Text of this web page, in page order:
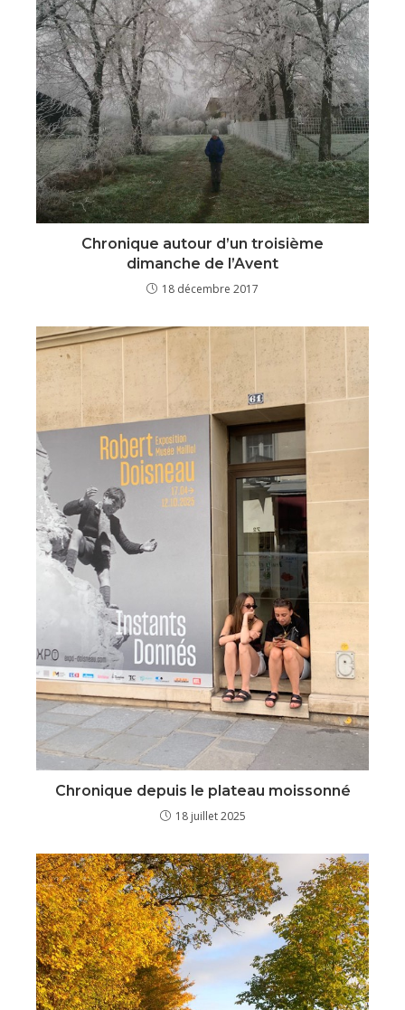
Chronique autour d’un troisième
dimanche de l’Avent
18 décembre 2017
Chronique depuis le plateau moissonné
18 juillet 2025